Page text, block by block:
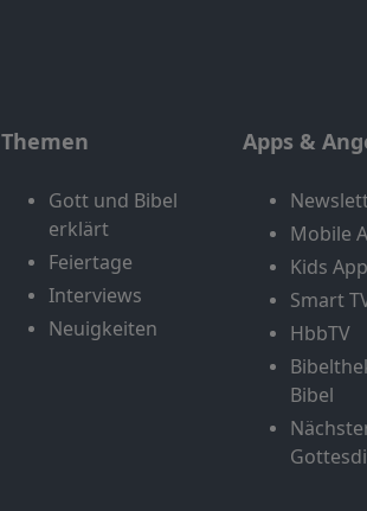
Themen
Gott und Bibel
erklärt
Feiertage
Interviews
Neuigkeiten
Apps &
Mobile
Kids App
Smart
HbbTV
Bibel